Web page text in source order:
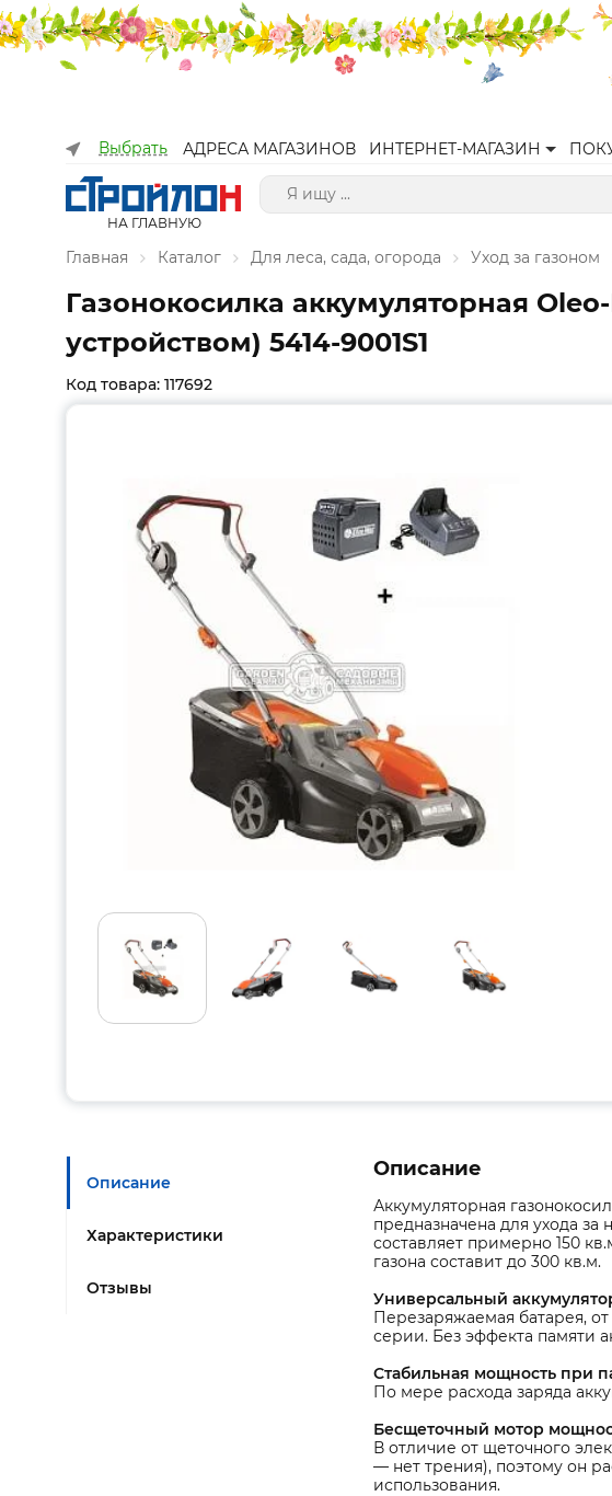
Выбрать АДРЕСА МАГАЗИНОВ ИНТЕРНЕТ-МАГАЗИН
НА ГЛАВНУЮ
Главная Каталог Для леса, сада, огорода Уход за газоном
Газонокосилка аккумуляторная
устройством) 5414-9001S1
Код товара: 117692
Описание
Характеристики
Отзывы
Описание
Аккумуляторная
предназначена для ухода
составляет примерно 150
газона составит до 300 кв.м.
Универсальный
Перезаряжаемая батарея,
серии. Без эффекта памяти
Стабильная мощность при
По мере расхода заряда
Бесщеточный мотор
В отличие от щеточного
— нет трения), поэтому он
использования.